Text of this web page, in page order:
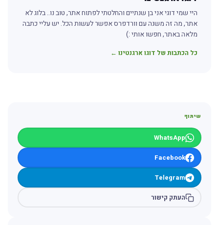
היי שמי דוגי אני בן שנתיים והחלטתי לפתוח אתר, טוב נו.. בלוג לא
אתר, מה זה משנה עם וורדפרס אפשר לעשות הכל. יש עליי כתבה
מלאה באתר, חפשו אותי :)
כל הכתבות של דוגו ארגנטינו ←
שיתוף
WhatsApp
Facebook
Telegram
העתק קישור